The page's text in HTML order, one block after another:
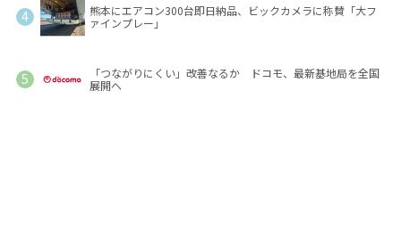
熊本にエアコン300台即日納品、ビックカメラに称賛「大フ
ァインプレー」
「つながりにくい」改善なるか ドコモ、最新基地局を全国
展開へ